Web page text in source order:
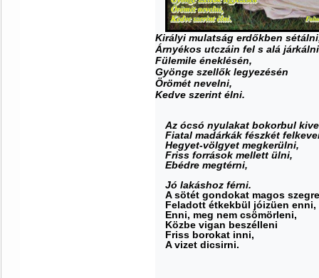
Királyi mulatság erdőkben
Árnyékos utczáin fel s alá
Fülemile éneklésén,
Gyönge szellők legyezésén
Örömét nevelni,
Kedve szerint élni.
Az ócsó nyulakat bokorbul
Fiatal madárkák fészkét
Hegyet-völgyet megkerülni,
Friss források mellett ülni,
Ebédre megtérni,
Jó lakáshoz férni.
A sötét gondokat magos
Feladott étkekbül jóizüen enni,
Enni, meg nem csömörleni,
Közbe vigan beszélleni
Friss borokat inni,
A vizet dicsirni.